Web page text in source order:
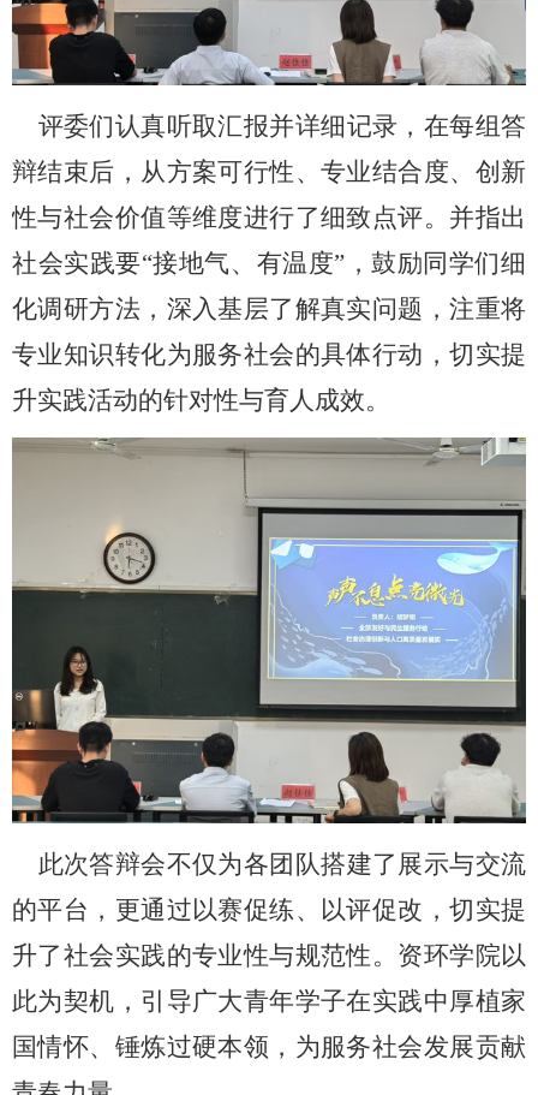
评委们认真听取汇报并详细记录，在每组答
辩结束后，从方案可行性、专业结合度、创新
性与社会价值等维度进行了细致点评。并指出
社会实践要“接地气、有温度”，鼓励同学们细
化调研方法 ， 深入基层了解真实问题，注重将
专业知识转化为服务社会的具体行动，切实提
升实践活动的针对性与育人成效。
此次答辩会不仅为各团队搭建了展示与交流
的平台，更通过以赛促练、以评促改，切实提
升了社会实践的专业性与规范性。 资环学院以
此为契机， 引导广大青年学子在实践中厚植家
国情怀、锤炼过硬本领，为服务社会发展贡献